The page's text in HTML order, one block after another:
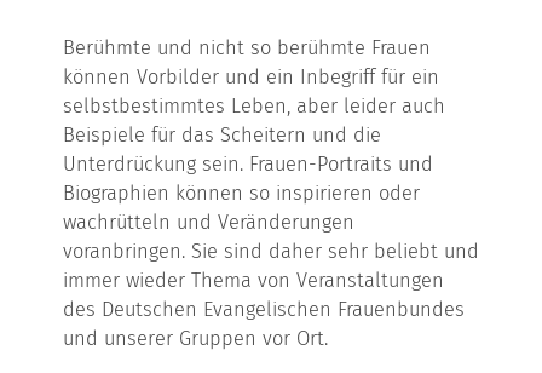
Berühmte und nicht so berühmte Frauen
können Vorbilder und ein Inbegriff für ein
selbstbestimmtes Leben, aber leider auch
Beispiele für das Scheitern und die
Unterdrückung sein. Frauen-Portraits und
Biographien können so inspirieren oder
wachrütteln und Veränderungen
voranbringen. Sie sind daher sehr beliebt und
immer wieder Thema von Veranstaltungen
des Deutschen Evangelischen Frauenbundes
und unserer Gruppen vor Ort.